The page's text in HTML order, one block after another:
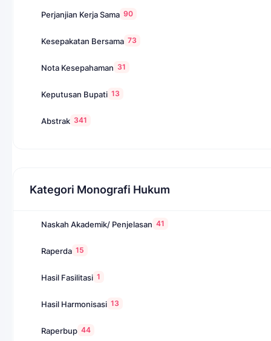
Perjanjian Kerja Sama 90
Kesepakatan Bersama 73
Nota Kesepahaman 31
Keputusan Bupati 13
Abstrak 341
Kategori Monografi Hukum
Naskah Akademik/ Penjelasan 41
Raperda 15
Hasil Fasilitasi 1
Hasil Harmonisasi 13
Raperbup 44